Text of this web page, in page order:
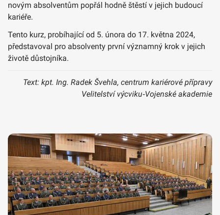
novým absolventům popřál hodně štěstí v jejich budoucí
kariéře.
Tento kurz, probíhající od 5. února do 17. května 2024,
představoval pro absolventy první významný krok v jejich
životě důstojníka.
Text: kpt. Ing. Radek Švehla, centrum kariérové přípravy
Velitelství výcviku‑Vojenské akademie